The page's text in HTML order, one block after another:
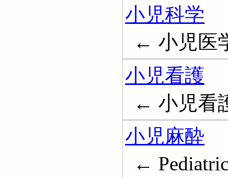
小児科学
← 小児医
小児看護
← 小児看
小児麻酔
←